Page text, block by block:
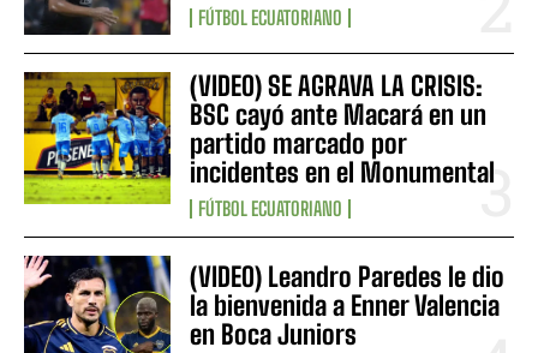
FÚTBOL ECUATORIANO
(VIDEO) SE AGRAVA LA CRISIS:
BSC cayó ante Macará en un
partido marcado por
incidentes en el Monumental
FÚTBOL ECUATORIANO
(VIDEO) Leandro Paredes le dio
la bienvenida a Enner Valencia
en Boca Juniors